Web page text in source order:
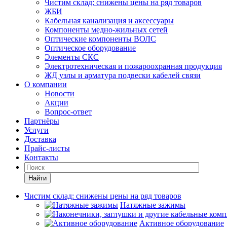
Чистим склад: снижены цены на ряд товаров
ЖБИ
Кабельная канализация и аксессуары
Компоненты медно-жильных сетей
Оптические компоненты ВОЛС
Оптическое оборудование
Элементы СКС
Электротехническая и пожароохранная продукция
ЖД узлы и арматура подвески кабелей связи
О компании
Новости
Акции
Вопрос-ответ
Партнёры
Услуги
Доставка
Прайс-листы
Контакты
Найти
Чистим склад: снижены цены на ряд товаров
Натяжные зажимы
Активное оборудование